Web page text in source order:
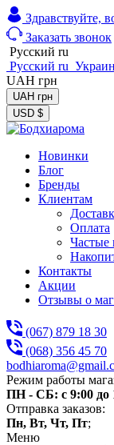
Здравствуйте,
Заказать звонок
Русский ru
Русский ru
UAH грн
UAH грн
USD $
Новинки
Блог
Бренды
Клиентам
Оплата
Частые
Контакты
Акции
Отзывы о
(067) 879 18 30
(068) 356 45 70
Режим работы
ПН - СБ: с 9:00 до
Отправка заказов:
Пн, Вт, Чт, Пт;
Меню